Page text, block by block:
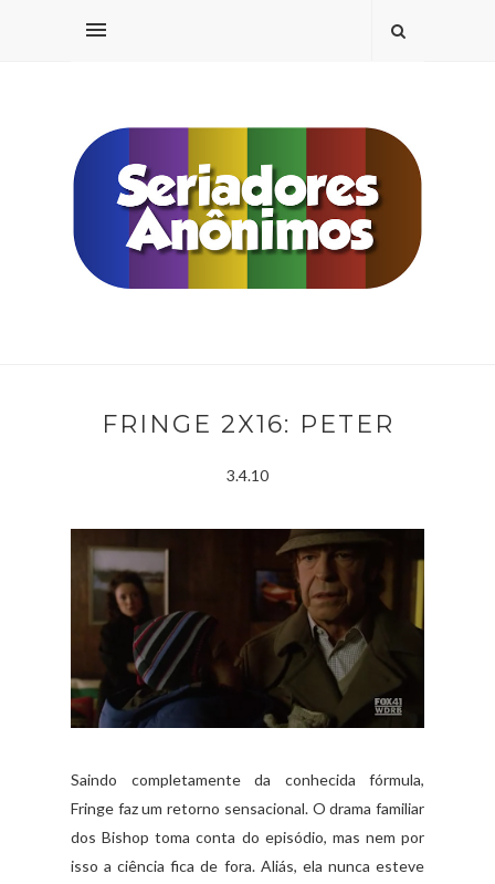
FRINGE 2X16: PETER
3.4.10
Saindo completamente da conhecida fórmula,
Fringe faz um retorno sensacional. O drama familiar
dos Bishop toma conta do episódio, mas nem por
isso a ciência fica de fora. Aliás, ela nunca esteve